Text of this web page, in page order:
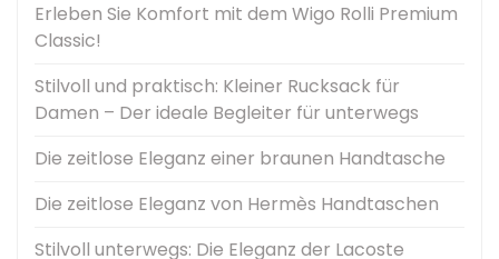
Erleben Sie Komfort mit dem Wigo Rolli Premium
Classic!
Stilvoll und praktisch: Kleiner Rucksack für
Damen – Der ideale Begleiter für unterwegs
Die zeitlose Eleganz einer braunen Handtasche
Die zeitlose Eleganz von Hermès Handtaschen
Stilvoll unterwegs: Die Eleganz der Lacoste